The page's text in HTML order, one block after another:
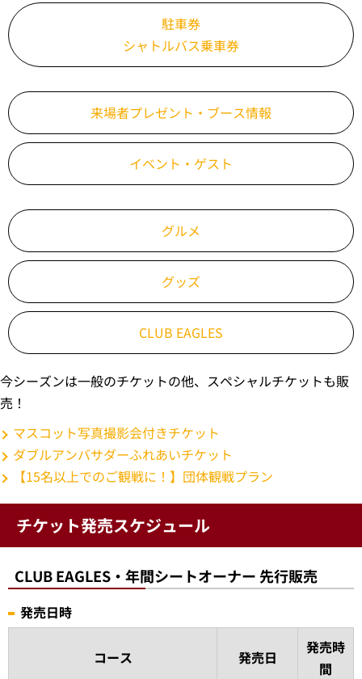
駐車券
シャトルバス乗車券
来場者プレゼント・ブース情報
イベント・ゲスト
グルメ
グッズ
CLUB EAGLES
今シーズンは一般のチケットの他、スペシャルチケットも販
売！
マスコット写真撮影会付きチケット
ダブルアンバサダーふれあいチケット
【15名以上でのご観戦に！】団体観戦プラン
チケット発売スケジュール
CLUB EAGLES・年間シートオーナー 先行販売
発売日時
コース 発売日
発売時
間